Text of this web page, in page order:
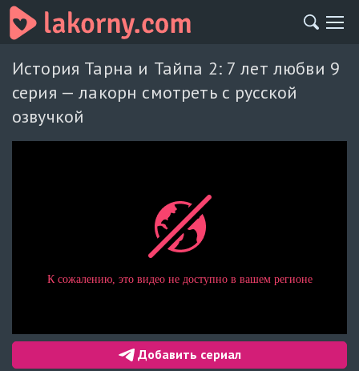
История Тарна и Тайпа 2: 7 лет любви 9
серия — лакорн смотреть с русской
озвучкой
Добавить сериал